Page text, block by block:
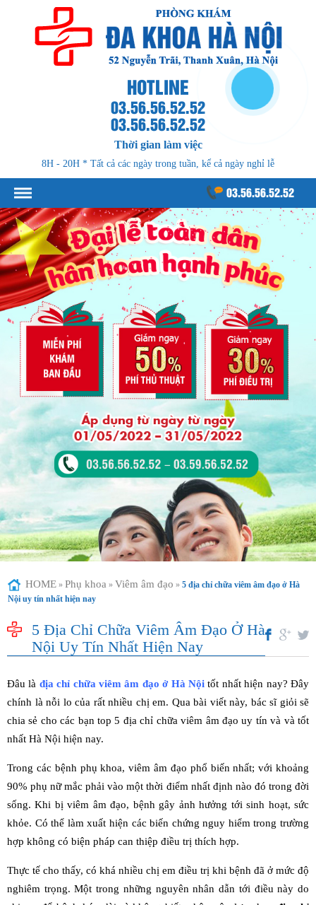
HOTLINE
03.56.56.52.52
03.56.56.52.52
Thời gian làm việc
8H - 20H * Tất cả các ngày trong tuần, kể cả ngày nghỉ lễ
03.56.56.52.52
HOME » Phụ khoa » Viêm âm đạo » 5 địa chỉ chữa viêm âm đạo ở Hà
Nội uy tín nhất hiện nay
5 Địa Chỉ Chữa Viêm Âm Đạo Ở Hà
Nội Uy Tín Nhất Hiện Nay
Đâu là địa chỉ chữa viêm âm đạo ở Hà Nội tốt nhất hiện nay? Đây
chính là nỗi lo của rất nhiều chị em. Qua bài viết này, bác sĩ giỏi sẽ
chia sẻ cho các bạn top 5 địa chỉ chữa viêm âm đạo uy tín và và tốt
nhất Hà Nội hiện nay.
Trong các bệnh phụ khoa, viêm âm đạo phổ biến nhất; với khoảng
90% phụ nữ mắc phải vào một thời điểm nhất định nào đó trong đời
sống. Khi bị viêm âm đạo, bệnh gây ảnh hưởng tới sinh hoạt, sức
khỏe. Có thể làm xuất hiện các biến chứng nguy hiểm trong trường
hợp không có biện pháp can thiệp điều trị thích hợp.
Thực tế cho thấy, có khá nhiều chị em điều trị khi bệnh đã ở mức độ
nghiêm trọng. Một trong những nguyên nhân dẫn tới điều này do